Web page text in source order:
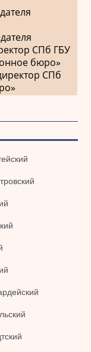
СПб ГБУ
бюро»
СПб